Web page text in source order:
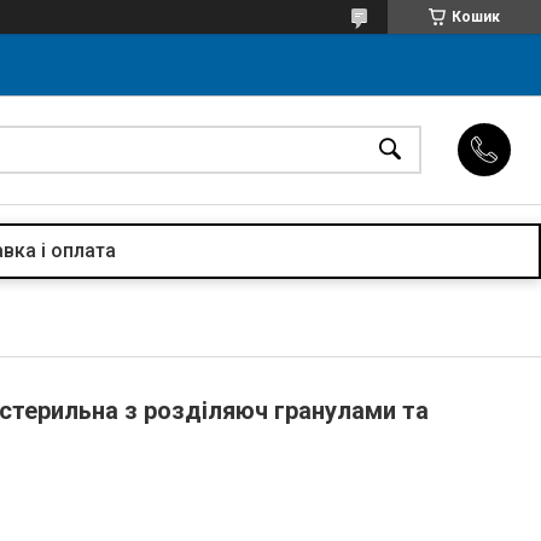
Кошик
і оплата
з розділяюч гранулами та